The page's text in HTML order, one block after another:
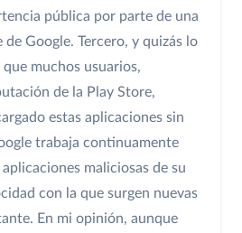
pública por parte de una
de Google. Tercero, y quizás lo
muchos usuarios,
de la Play Store,
estas aplicaciones sin
trabaja continuamente
maliciosas de su
con la que surgen nuevas
En mi opinión, aunque